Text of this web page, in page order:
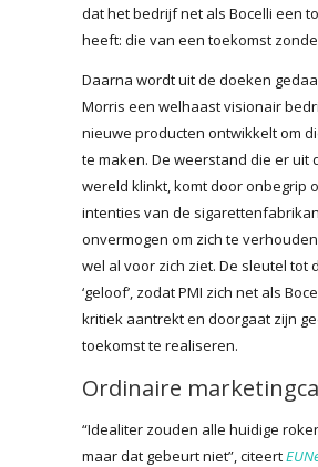
dat het bedrijf net als Bocelli een
heeft: die van een toekomst
Daarna wordt uit de doeken
Morris een welhaast visionair
nieuwe producten ontwikkelt om
te maken. De weerstand die er uit
wereld klinkt, komt door onbegrip
intenties van de
onvermogen om zich te
wel al voor zich ziet. De sleutel tot
‘geloof’, zodat PMI zich net als
kritiek aantrekt en doorgaat zijn
toekomst te realiseren.
Ordinaire
“Idealiter zouden alle huidige
maar dat gebeurt niet”, citeert